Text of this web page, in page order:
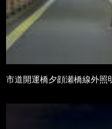
市道開運橋夕顔瀬橋線外照